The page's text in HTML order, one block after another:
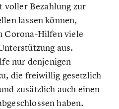
voller Bezahlung zur
lassen können,
Corona-Hilfen viele
aus.
nur denjenigen
die freiwillig gesetzlich
zusätzlich auch einen
haben.